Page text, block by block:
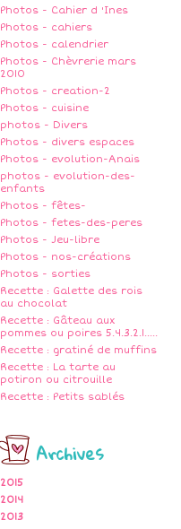
Photos - Cahier d 'Ines
Photos - cahiers
Photos - calendrier
Photos - Chèvrerie mars
2010
Photos - creation-2
Photos - cuisine
photos - Divers
Photos - divers espaces
Photos - evolution-Anais
photos - evolution-des-
enfants
Photos - fêtes-
Photos - fetes-des-peres
Photos - Jeu-libre
Photos - nos-créations
Photos - sorties
Recette : Galette des rois
au chocolat
Recette : Gâteau aux
pommes ou poires 5.4.3.2.1.....
Recette : gratiné de muffins
Recette : La tarte au
potiron ou citrouille
Recette : Petits sablés
Archives
2015
2014
2013